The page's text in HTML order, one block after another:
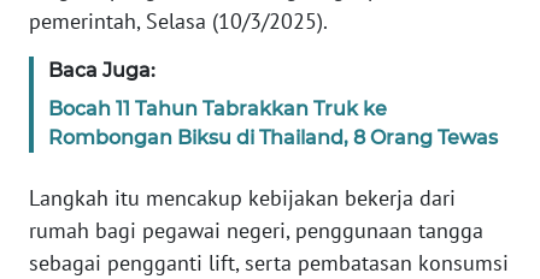
pemerintah, Selasa (10/3/2025).
Baca Juga:
Bocah 11 Tahun Tabrakkan Truk ke
Rombongan Biksu di Thailand, 8 Orang Tewas
Langkah itu mencakup kebijakan bekerja dari
rumah bagi pegawai negeri, penggunaan tangga
sebagai pengganti lift, serta pembatasan konsumsi
KAMI
PEDOMAN
SIBER